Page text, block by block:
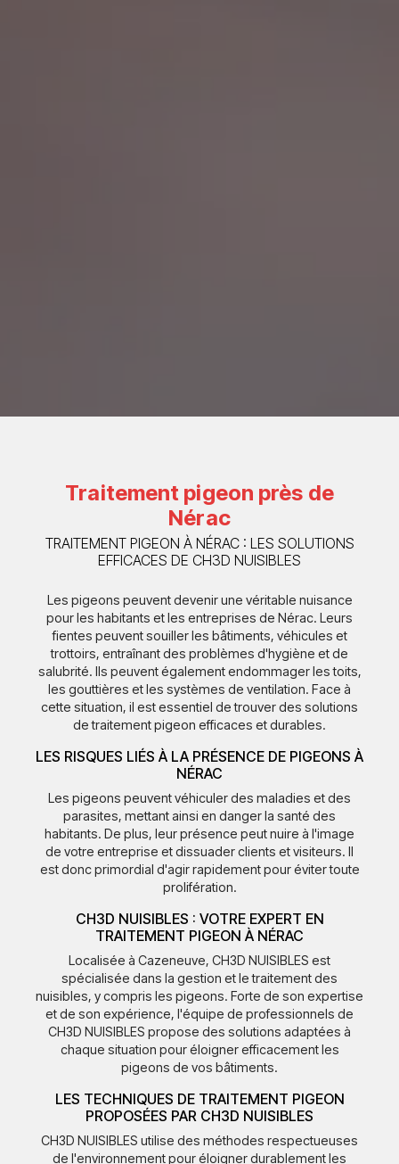
Traitement pigeon près de
Nérac
TRAITEMENT PIGEON À NÉRAC : LES SOLUTIONS
EFFICACES DE CH3D NUISIBLES
Les pigeons peuvent devenir une véritable nuisance
pour les habitants et les entreprises de Nérac. Leurs
fientes peuvent souiller les bâtiments, véhicules et
trottoirs, entraînant des problèmes d'hygiène et de
salubrité. Ils peuvent également endommager les toits,
les gouttières et les systèmes de ventilation. Face à
cette situation, il est essentiel de trouver des solutions
de traitement pigeon efficaces et durables.
LES RISQUES LIÉS À LA PRÉSENCE DE PIGEONS À
NÉRAC
Les pigeons peuvent véhiculer des maladies et des
parasites, mettant ainsi en danger la santé des
habitants. De plus, leur présence peut nuire à l'image
de votre entreprise et dissuader clients et visiteurs. Il
est donc primordial d'agir rapidement pour éviter toute
prolifération.
CH3D NUISIBLES : VOTRE EXPERT EN
TRAITEMENT PIGEON À NÉRAC
Localisée à Cazeneuve, CH3D NUISIBLES est
spécialisée dans la gestion et le traitement des
nuisibles, y compris les pigeons. Forte de son expertise
et de son expérience, l'équipe de professionnels de
CH3D NUISIBLES propose des solutions adaptées à
chaque situation pour éloigner efficacement les
pigeons de vos bâtiments.
LES TECHNIQUES DE TRAITEMENT PIGEON
PROPOSÉES PAR CH3D NUISIBLES
CH3D NUISIBLES utilise des méthodes respectueuses
de l'environnement pour éloigner durablement les